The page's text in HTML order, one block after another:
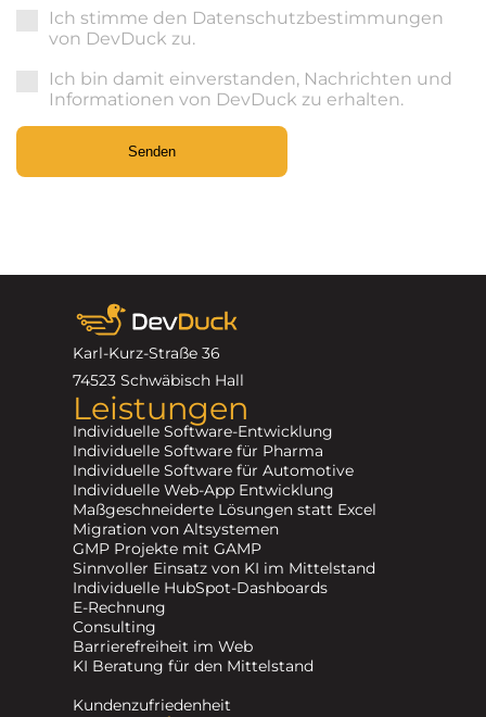
Ich stimme den Datenschutzbestimmungen
von DevDuck zu.
Ich bin damit einverstanden, Nachrichten und
Informationen von DevDuck zu erhalten.
Senden
Karl-Kurz-Straße 36
74523 Schwäbisch Hall
Leistungen
Individuelle Software-Entwicklung
Individuelle Software für Pharma
Individuelle Software für Automotive
Individuelle Web-App Entwicklung
Maßgeschneiderte Lösungen statt Excel
Migration von Altsystemen
GMP Projekte mit GAMP
Sinnvoller Einsatz von KI im Mittelstand
Individuelle HubSpot-Dashboards
E-Rechnung
Consulting
Barrierefreiheit im Web
KI Beratung für den Mittelstand
Kundenzufriedenheit